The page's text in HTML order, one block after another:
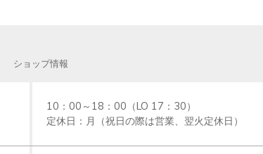
ショップ情報
10：00～18：00（LO 17：30）
定休日：月（祝日の際は営業、翌火定休日）